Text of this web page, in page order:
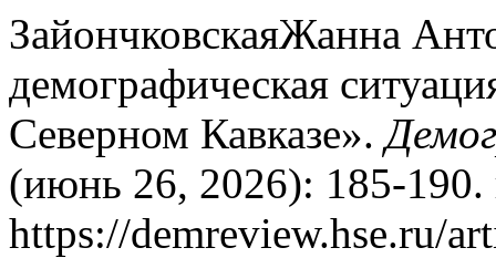
ЗайончковскаяЖанна
демографическая
Северном Кавказе».
(июнь 26, 2026): 185-190.
https://demreview.hse.ru/